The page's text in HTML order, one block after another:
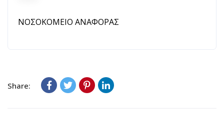
ΝΟΣΟΚΟΜΕΙΟ ΑΝΑΦΟΡΑΣ
Share: